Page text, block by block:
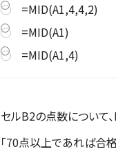
=MID(A1,4,4,2)
=MID(A1)
=MID(A1,4)
セルB2の点数について
「70点以上であれば合